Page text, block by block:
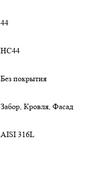
44
НС44
Без покрытия
Забор, Кровля, Фасад
AISI 316L